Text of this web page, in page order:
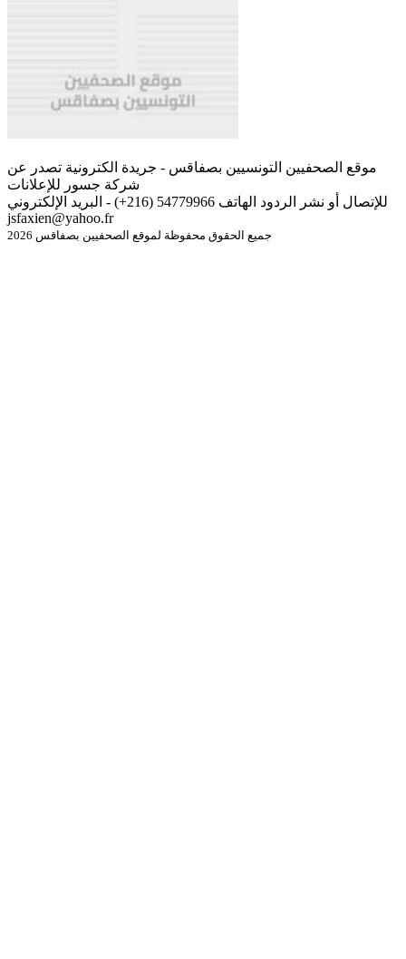
موقع الصحفيين التونسيين بصفاقس - جريدة الكترونية تصدر عن
شركة جسور للإعلانات
للإتصال أو نشر الردود الهاتف 54779966 (216+) - البريد الإلكتروني
jsfaxien@yahoo.fr
جميع الحقوق محفوظة لموقع الصحفيين بصفاقس 2026